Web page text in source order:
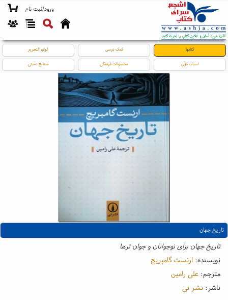
ورود/ثبت نام
کتابها کمک درسی لوازم التحریر
اسباب بازی محصولات فرهنگی صنایع دستی
تاریخ جهان
تاریخ جهان برای نوجوانان و جوان ترها
نویسنده: ارنست گامبریج
مترجم: علی رامین
ناشر: نشر نی